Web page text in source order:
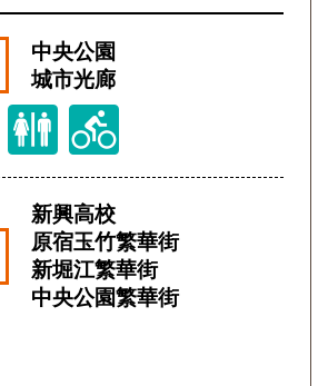
中央公園
城市光廊
新興高校
原宿玉竹繁華街
新堀江繁華街
中央公園繁華街